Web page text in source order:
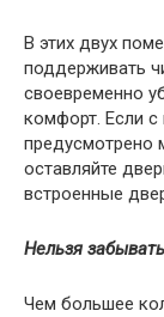
В этих двух
поддерживать
своевременно
комфорт. Если
предусмотрено
оставляйте
встроенные
Нельзя
Чем большее